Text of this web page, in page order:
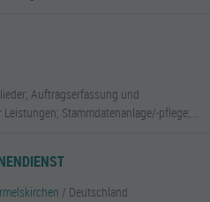
Auftragserfassung und
Stammdatenanlage/-pflege;...
/ Deutschland